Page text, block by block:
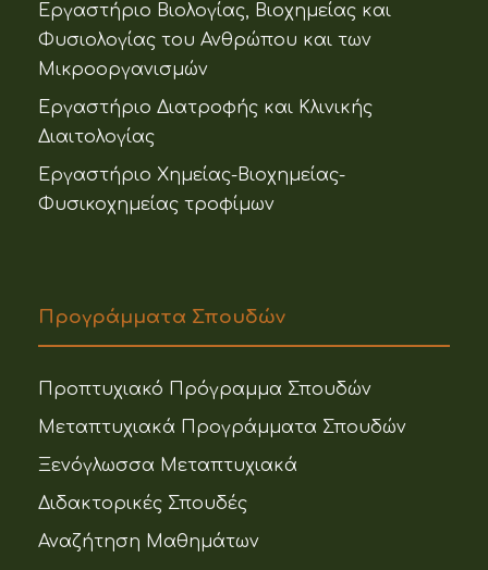
Εργαστήριο Βιολογίας, Βιοχημείας και
Φυσιολογίας του Ανθρώπου και των
Μικροοργανισμών
Εργαστήριο Διατροφής και Κλινικής
Διαιτολογίας
Εργαστήριο Χημείας-Βιοχημείας-
Φυσικοχημείας τροφίμων
Προγράμματα Σπουδών
Προπτυχιακό Πρόγραμμα Σπουδών
Μεταπτυχιακά Προγράμματα Σπουδών
Ξενόγλωσσα Μεταπτυχιακά
Διδακτορικές Σπουδές
Αναζήτηση Μαθημάτων